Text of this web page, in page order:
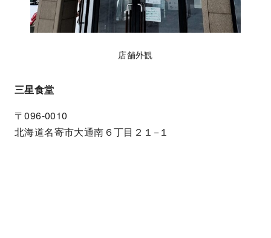
店舗外観
三星食堂
〒096-0010
北海道名寄市大通南６丁目２１−１